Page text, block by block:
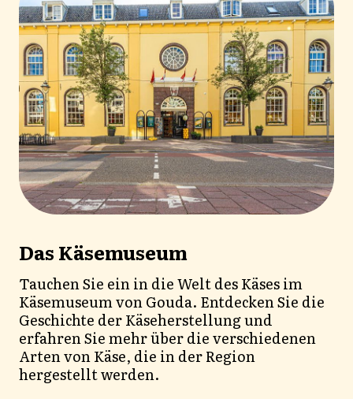
Das Käsemuseum
Tauchen Sie ein in die Welt des Käses im
Käsemuseum von Gouda. Entdecken Sie die
Geschichte der Käseherstellung und
erfahren Sie mehr über die verschiedenen
Arten von Käse, die in der Region
hergestellt werden.